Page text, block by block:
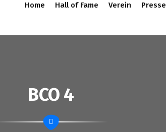
Home Hall of Fame Verein Presse
BCO 4